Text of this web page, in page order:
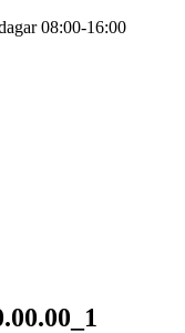
08:00-16:00